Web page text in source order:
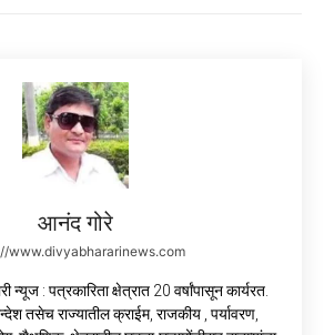
आनंद गोरे
www.divyabhararinews.com
न्यूज : पत्रकारिता क्षेत्रात 20 वर्षांपासून कार्यरत.
तसेच राज्यातील क्राईम, राजकीय , पर्यावरण,